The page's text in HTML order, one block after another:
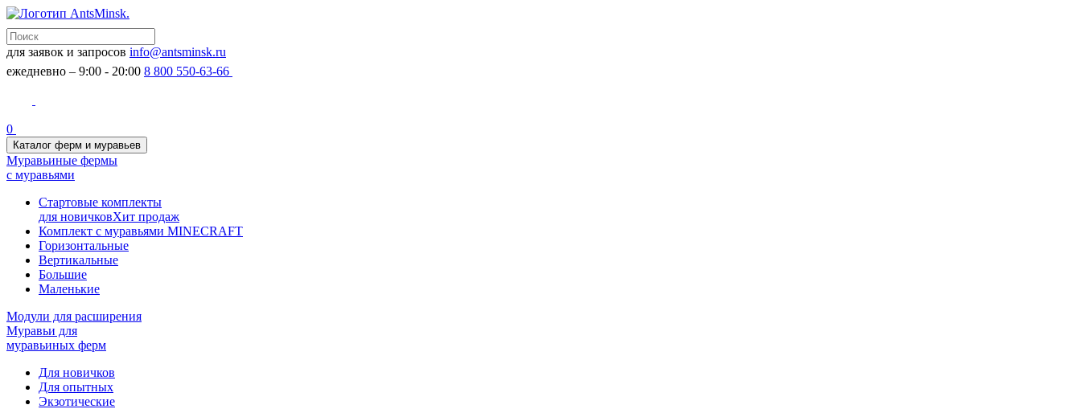
для заявок и запросов info@antsminsk.ru
ежедневно – 9:00 - 20:00 8 800 550-63-66
0
Каталог ферм и муравьев
Муравьиные фермы
с муравьями
Стартовые комплекты
для новичковХит продаж
Комплект с муравьями MINECRAFT
Горизонтальные
Вертикальные
Большие
Маленькие
Модули для расширения
Муравьи для
муравьиных ферм
Для новичков
Для опытных
Экзотические